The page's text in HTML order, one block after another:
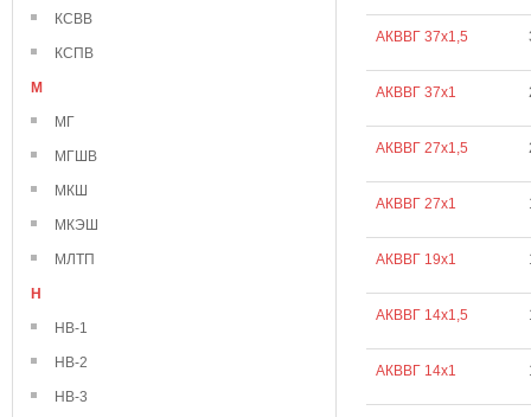
КСВВ
КСПВ
М
МГ
МГШВ
МКШ
МКЭШ
МЛТП
Н
НВ-1
НВ-2
НВ-3
АКВВГ 37х1,5
АКВВГ 37х1
АКВВГ 27х1,5
АКВВГ 27х1
АКВВГ 19х1
АКВВГ 14х1,5
АКВВГ 14х1